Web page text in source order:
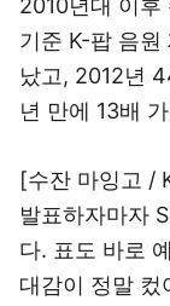
2010년대 이후
기준 K-팝 음원
났고, 2012년
년 만에 13배
[수잔 마잉고 /
발표하자마자
다. 표도 바로
대감이 정말 컸